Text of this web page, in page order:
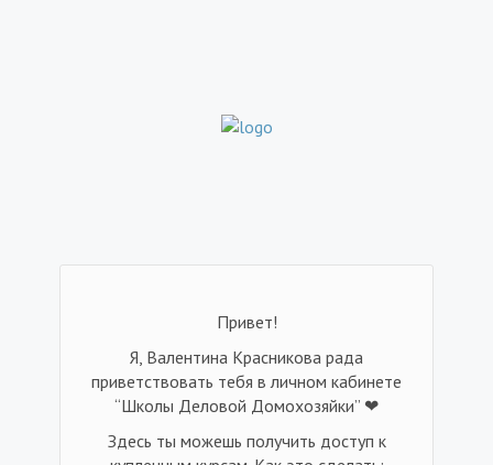
Привет!
Я, Валентина Красникова рада
приветствовать тебя в личном кабинете
“Школы Деловой Домохозяйки” ❤
Здесь ты можешь получить доступ к